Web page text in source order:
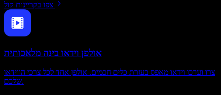
צפו בקריינות קול
אולפן וידאו בינה מלאכותית
צרו וערכו וידאו מאפס בעזרת כלים חכמים. אולפן אחד לכל צרכי הווידאו
שלכם.